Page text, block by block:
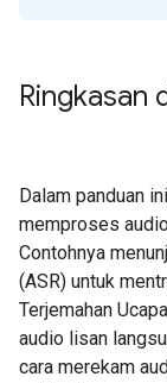
Ringkasan
Dalam panduan
memproses
Contohnya
(ASR) untuk
Terjemahan
audio lisan
cara merekam